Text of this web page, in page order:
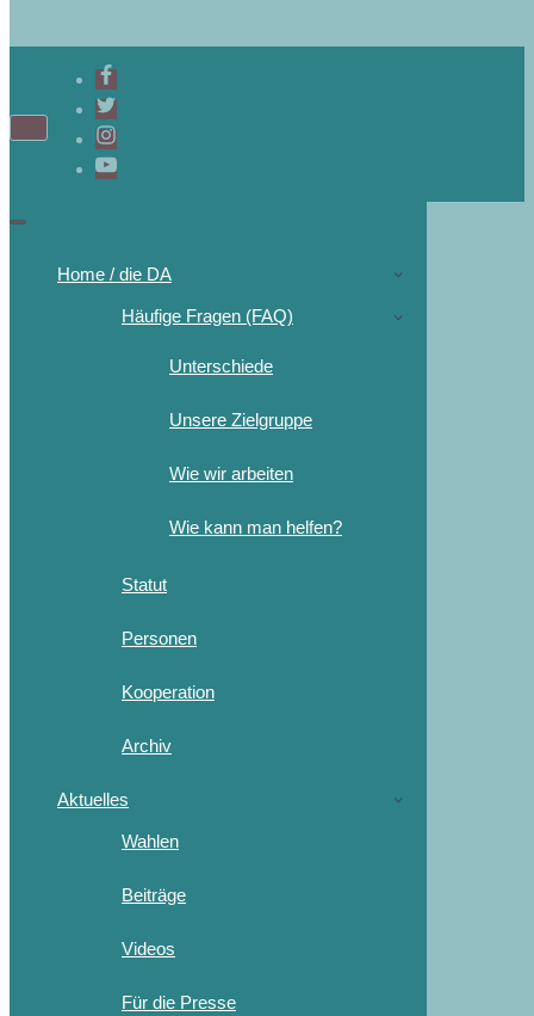
Home / die DA
Häufige Fragen (FAQ)
Unterschiede
Unsere Zielgruppe
Wie wir arbeiten
Wie kann man helfen?
Statut
Personen
Kooperation
Archiv
Aktuelles
Wahlen
Beiträge
Videos
Für die Presse